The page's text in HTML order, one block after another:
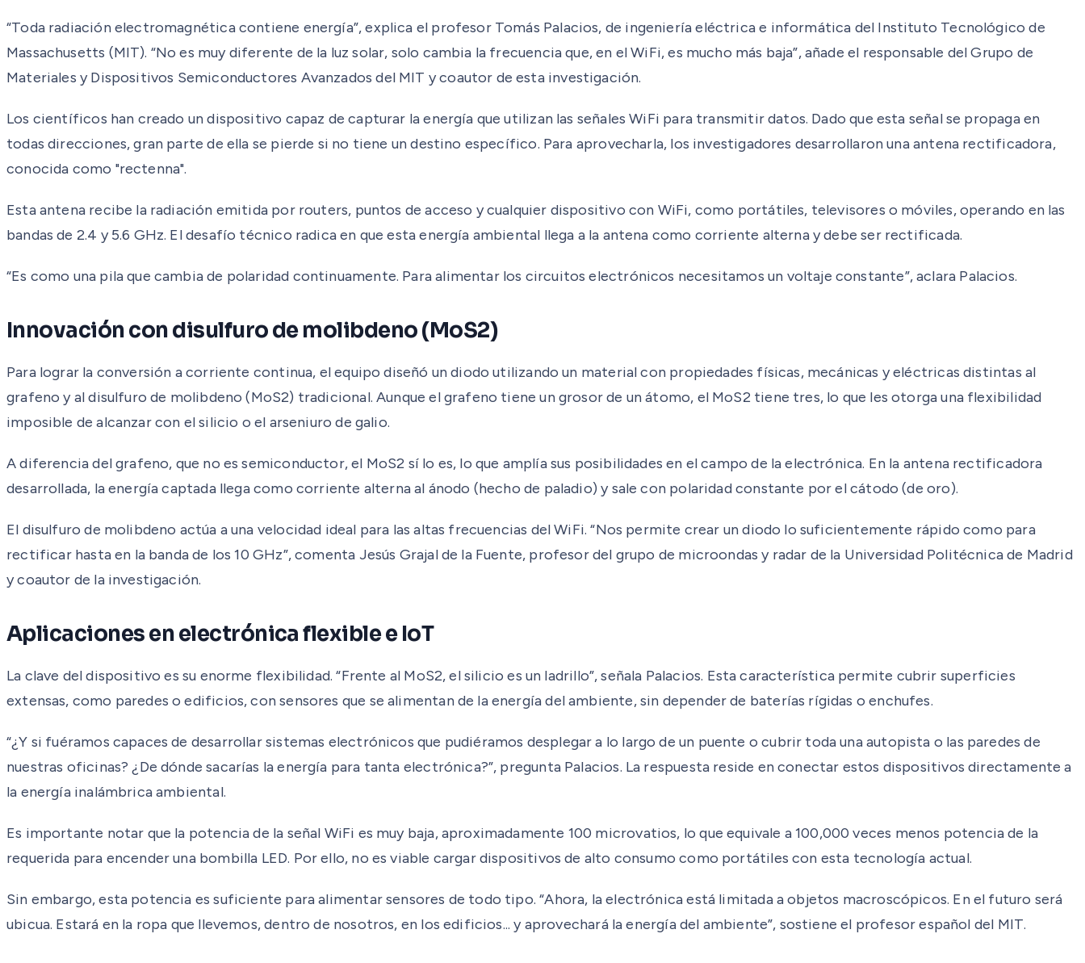
“Toda radiación electromagnética contiene energía”, explica el profesor Tomás Palacios, de ingeniería eléctrica e informática del Instituto Tecnológico de
Massachusetts (MIT). “No es muy diferente de la luz solar, solo cambia la frecuencia que, en el WiFi, es mucho más baja”, añade el responsable del Grupo de
Materiales y Dispositivos Semiconductores Avanzados del MIT y coautor de esta investigación.
Los científicos han creado un dispositivo capaz de capturar la energía que utilizan las señales WiFi para transmitir datos. Dado que esta señal se propaga en
todas direcciones, gran parte de ella se pierde si no tiene un destino específico. Para aprovecharla, los investigadores desarrollaron una antena rectificadora,
conocida como "rectenna".
Esta antena recibe la radiación emitida por routers, puntos de acceso y cualquier dispositivo con WiFi, como portátiles, televisores o móviles, operando en las
bandas de 2.4 y 5.6 GHz. El desafío técnico radica en que esta energía ambiental llega a la antena como corriente alterna y debe ser rectificada.
“Es como una pila que cambia de polaridad continuamente. Para alimentar los circuitos electrónicos necesitamos un voltaje constante”, aclara Palacios.
Innovación con disulfuro de molibdeno (MoS2)
Para lograr la conversión a corriente continua, el equipo diseñó un diodo utilizando un material con propiedades físicas, mecánicas y eléctricas distintas al
grafeno y al disulfuro de molibdeno (MoS2) tradicional. Aunque el grafeno tiene un grosor de un átomo, el MoS2 tiene tres, lo que les otorga una flexibilidad
imposible de alcanzar con el silicio o el arseniuro de galio.
A diferencia del grafeno, que no es semiconductor, el MoS2 sí lo es, lo que amplía sus posibilidades en el campo de la electrónica. En la antena rectificadora
desarrollada, la energía captada llega como corriente alterna al ánodo (hecho de paladio) y sale con polaridad constante por el cátodo (de oro).
El disulfuro de molibdeno actúa a una velocidad ideal para las altas frecuencias del WiFi. “Nos permite crear un diodo lo suficientemente rápido como para
rectificar hasta en la banda de los 10 GHz”, comenta Jesús Grajal de la Fuente, profesor del grupo de microondas y radar de la Universidad Politécnica de Madrid
y coautor de la investigación.
Aplicaciones en electrónica flexible e IoT
La clave del dispositivo es su enorme flexibilidad. “Frente al MoS2, el silicio es un ladrillo”, señala Palacios. Esta característica permite cubrir superficies
extensas, como paredes o edificios, con sensores que se alimentan de la energía del ambiente, sin depender de baterías rígidas o enchufes.
“¿Y si fuéramos capaces de desarrollar sistemas electrónicos que pudiéramos desplegar a lo largo de un puente o cubrir toda una autopista o las paredes de
nuestras oficinas? ¿De dónde sacarías la energía para tanta electrónica?”, pregunta Palacios. La respuesta reside en conectar estos dispositivos directamente a
la energía inalámbrica ambiental.
Es importante notar que la potencia de la señal WiFi es muy baja, aproximadamente 100 microvatios, lo que equivale a 100,000 veces menos potencia de la
requerida para encender una bombilla LED. Por ello, no es viable cargar dispositivos de alto consumo como portátiles con esta tecnología actual.
Sin embargo, esta potencia es suficiente para alimentar sensores de todo tipo. “Ahora, la electrónica está limitada a objetos macroscópicos. En el futuro será
ubicua. Estará en la ropa que llevemos, dentro de nosotros, en los edificios... y aprovechará la energía del ambiente”, sostiene el profesor español del MIT.